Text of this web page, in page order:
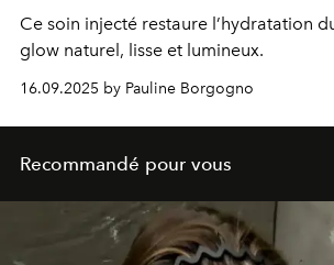
Ce soin injecté restaure l’hydratation
glow naturel, lisse et lumineux.
16.09.2025 by Pauline Borgogno
Recommandé pour vous